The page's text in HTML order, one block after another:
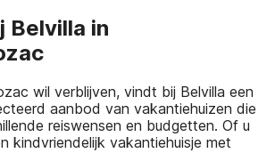
Belvilla in
wil verblijven, vindt bij Belvilla een
aanbod van vakantiehuizen die
reiswensen en budgetten. Of u
kindvriendelijk vakantiehuisje met